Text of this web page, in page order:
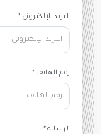
البريد الإلكترونى *
رقم الهاتف *
الرسالة *